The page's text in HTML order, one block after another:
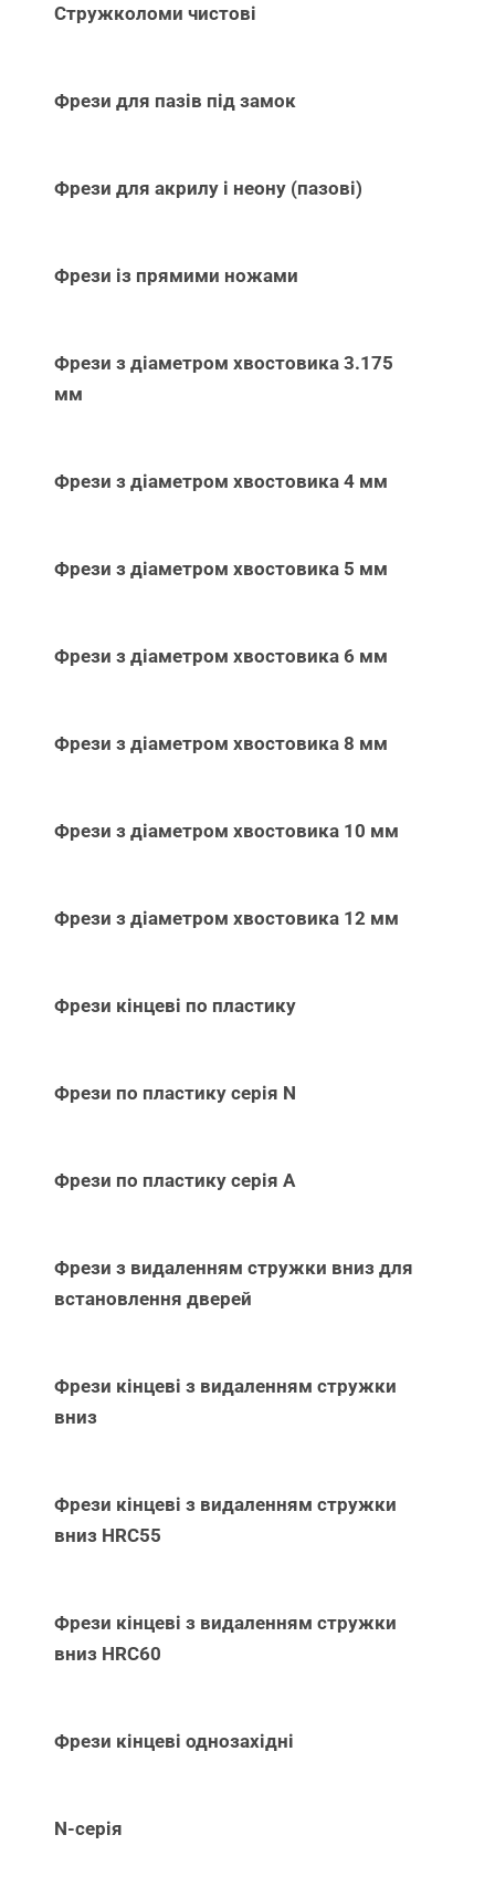
Стружколоми чистові
Фрези для пазів під замок
Фрези для акрилу і неону (пазові)
Фрези із прямими ножами
Фрези з діаметром хвостовика 3.175
мм
Фрези з діаметром хвостовика 4 мм
Фрези з діаметром хвостовика 5 мм
Фрези з діаметром хвостовика 6 мм
Фрези з діаметром хвостовика 8 мм
Фрези з діаметром хвостовика 10 мм
Фрези з діаметром хвостовика 12 мм
Фрези кінцеві по пластику
Фрези по пластику серія N
Фрези по пластику серія А
Фрези з видаленням стружки вниз для
встановлення дверей
Фрези кінцеві з видаленням стружки
вниз
Фрези кінцеві з видаленням стружки
вниз НRC55
Фрези кінцеві з видаленням стружки
вниз НRC60
Фрези кінцеві однозахідні
N-серія